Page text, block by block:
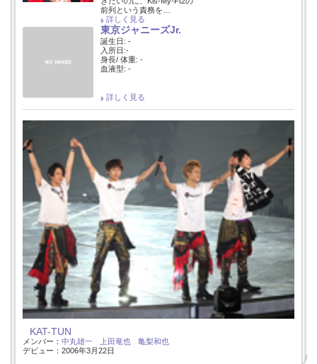
前列という責務を…
詳しく見る
東京ジャニーズJr.
誕生日: -
入所日:-
身長/ 体重: -
血液型: -
詳しく見る
KAT-TUN
メンバー： 中丸雄一 上田竜也
亀梨和也
デビュー：2006年3月22日